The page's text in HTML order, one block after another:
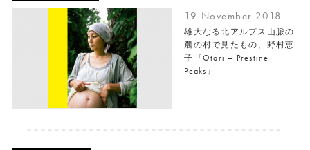
19 November 2018
雄大なる北アルプス山脈の
麓の村で見たもの、野村恵
子『Otari – Prestine
Peaks』